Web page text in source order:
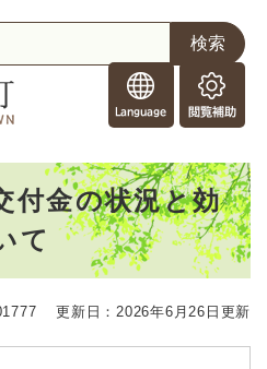
o
r
e
i
g
n
s
閲
覧
助
付金の状況と効
て
更新日：2026年6月26日更新